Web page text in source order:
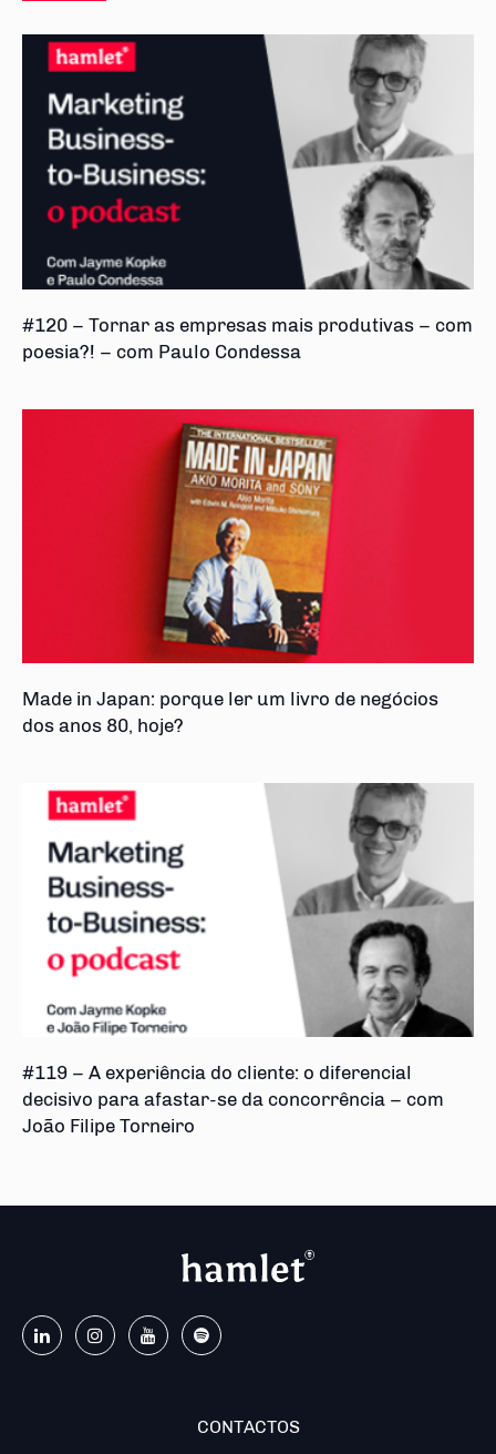
#120 – Tornar as empresas mais produtivas – com
poesia?! – com Paulo Condessa
Made in Japan: porque ler um livro de negócios
dos anos 80, hoje?
#119 – A experiência do cliente: o diferencial
decisivo para afastar-se da concorrência – com
João Filipe Torneiro
CONTACTOS